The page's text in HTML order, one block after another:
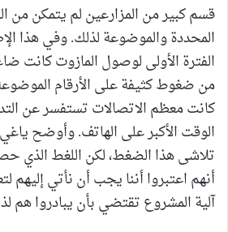
قسم كبير من المزارعين لم يتمكن من
المحددة والموضوعة لذلك. وفي هذا
الفترة الأولى لوصول المازوت كانت
من ضغوط كثيفة على الأرقام
كانت معظم الاتصالات تستفسر عن
الوقت الأكبر على الهاتف. وأوضح ياغي
تلاشى هذا الضغط، لكن اللغط الذي
أنهم اعتبروا أننا يجب أن نأتي إليهم
آلية المشروع تقتضي بأن يبادروا هم